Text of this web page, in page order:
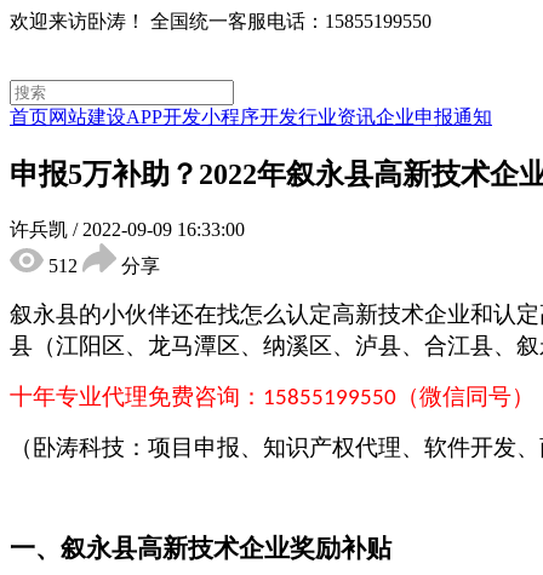
欢迎来访卧涛！ 全国统一客服电话：15855199550
首页网站建设APP开发小程序开发行业资讯企业申报通知
申报5万补助？2022年叙永县高新技术企
许兵凯 / 2022-09-09 16:33:00
512
分享
叙永县的小伙伴还在找怎么认定高新技术企业和认
县（江阳区、龙马潭区、纳溪区、泸县、合江县、
十年专业代理免费咨询： 15855199550 （微信同号）
（卧涛科技：项目申报、知识产权代理、软件开发
一、叙永县高新技术企业奖励补贴